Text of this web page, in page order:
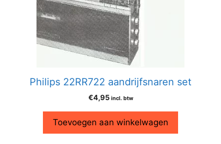
Philips 22RR722 aandrijfsnaren set
€4,95 incl. btw
Toevoegen aan winkelwagen